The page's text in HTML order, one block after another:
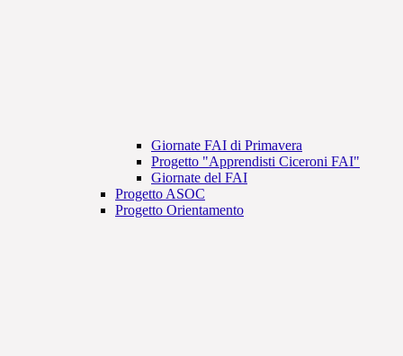
Giornate FAI di Primavera
Progetto "Apprendisti Ciceroni FAI"
Giornate del FAI
Progetto ASOC
Progetto Orientamento